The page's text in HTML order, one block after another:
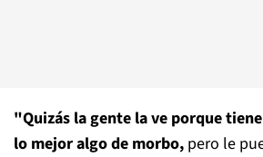
"Quizás la gente la ve porque
lo mejor algo de morbo, pero le